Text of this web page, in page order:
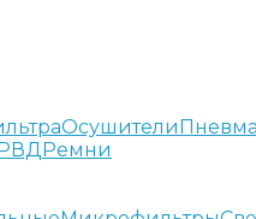
Осушители
Ремни